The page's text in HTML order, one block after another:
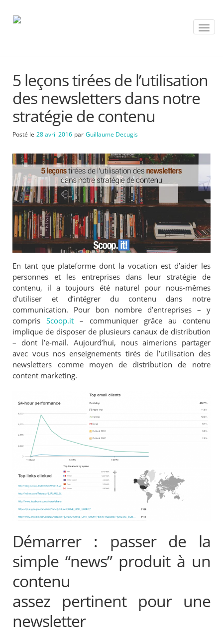
T
e
n
n
5 leçons tirées de l’utilisation
des newsletters dans notre
stratégie de contenu
Posté le 28 avril 2016 par Guillaume Decugis
En tant que plateforme dont la vocation est d’aider les
personnes et les entreprises dans leur stratégie de
contenu, il a toujours été naturel pour nous-mêmes
d’utiliser et d’intégrer du contenu dans notre
communication. Pour bon nombre d’entreprises – y
comprisScoop.it – communiquer grâce au contenu
implique de disposer de plusieurs canaux de distribution
– dont l’e-mail. Aujourd’hui, nous aimerions partager
avec vous nos enseignements tirés de l’utilisation des
newsletters comme moyen de distribution de notre
content marketing.
Démarrer : passer de la
simple “news” produit à un
contenu
assez pertinent pour une
newsletter